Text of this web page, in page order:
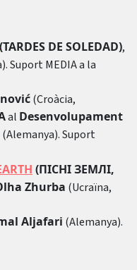
(TARDES DE SOLEDAD),
Suport MEDIA a la
(Croàcia,
al Desenvolupament
(Alemanya). Suport
(ПІСНІ ЗЕМЛІ,
Zhurba (Ucraïna,
Aljafari (Alemanya).